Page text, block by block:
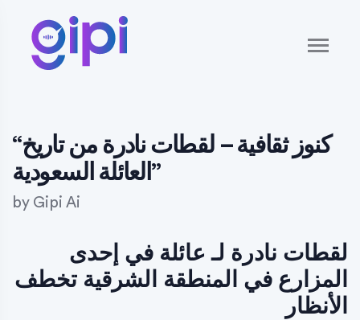
“كنوز ثقافية – لقطات نادرة من تاريخ
العائلة السعودية”
by Gipi Ai
لقطات نادرة لـ عائلة في إحدى
المزارع في المنطقة الشرقية تخطف
الأنظار